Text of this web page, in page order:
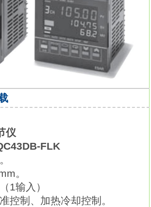
仪
FLK
。
1输入）
控制、加热冷却控制。